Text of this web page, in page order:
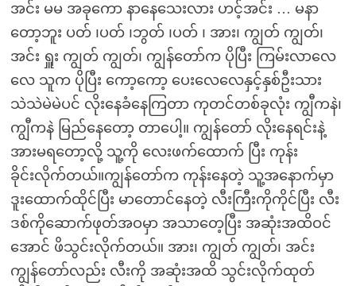
အင်း မမ အခုကော နာနေသေးလား ဟင့်အင်း … မနာ
တော့ဘူး ပတ် ၊ပတ် ၊ဘွတ် ၊ပတ် ၊ အား၊ ကျွတ် ကျွတ်၊
အင်း ရှူး ကျွတ် ကျွတ်၊ ကျွန်တော်က ပိုပြီး ကြမ်းလာလေ
လေ သူက ပိုပြီး ကော့ကော့ ပေးလေလေနှင့်နှစ်ဦးသား
သဲသဲမဲမဲပင် လိုးနေခံနေကြတာ ကုတင်တစ်ခုလုံး ကျွီကနဲ၊
ကျွီကနဲ မြည်နေတော့ တာပေါ့။ ကျွန်တော် လိုးနေရင်းနဲ့
အားမရတော့လို့ သူ့ကို လေးဖက်ထောက် ပြီး ကုန်း
ခိုင်းလိုက်တယ်။ကျွန်တော်က ကုန်းနေတဲ့ သူ့အနောက်မှာ
ဒူးထောက်ထိုင်ပြီး မာတောင်နေတဲ့ လီးကြီးကိုကိုင်ပြီး လီး
ဒစ်ကိုဆောက်ဖုတ်အဝမှာ အသာတေ့ပြီး အဆုံးအထိဝင်
အောင် ဖိသွင်းလိုက်တယ်။ အား၊ ကျွတ် ကျွတ်၊ အင်း
ကျွန်တော်လည်း လီးကို အဆုံးအထိ သွင်းလိုက်ထုတ်